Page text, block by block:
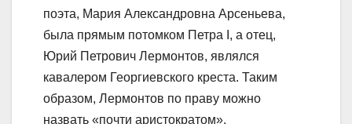
поэта, Мария Александровна Арсеньева,
была прямым потомком Петра I, а отец,
Юрий Петрович Лермонтов, являлся
кавалером Георгиевского креста. Таким
образом, Лермонтов по праву можно
назвать «почти аристократом».